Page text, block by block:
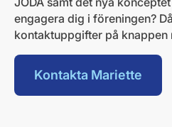
engagera dig i föreningen?
kontaktuppgifter på knappen
Kontakta Mariette